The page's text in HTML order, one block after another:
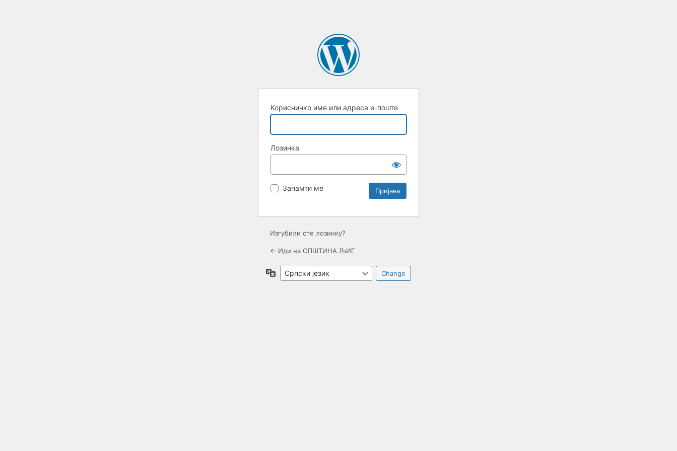
Корисничко име или адреса е-поште
Лозинка
Запамти ме
Изгубили сте лозинку?
← Иди на ОПШТИНА ЉИГ
Језик